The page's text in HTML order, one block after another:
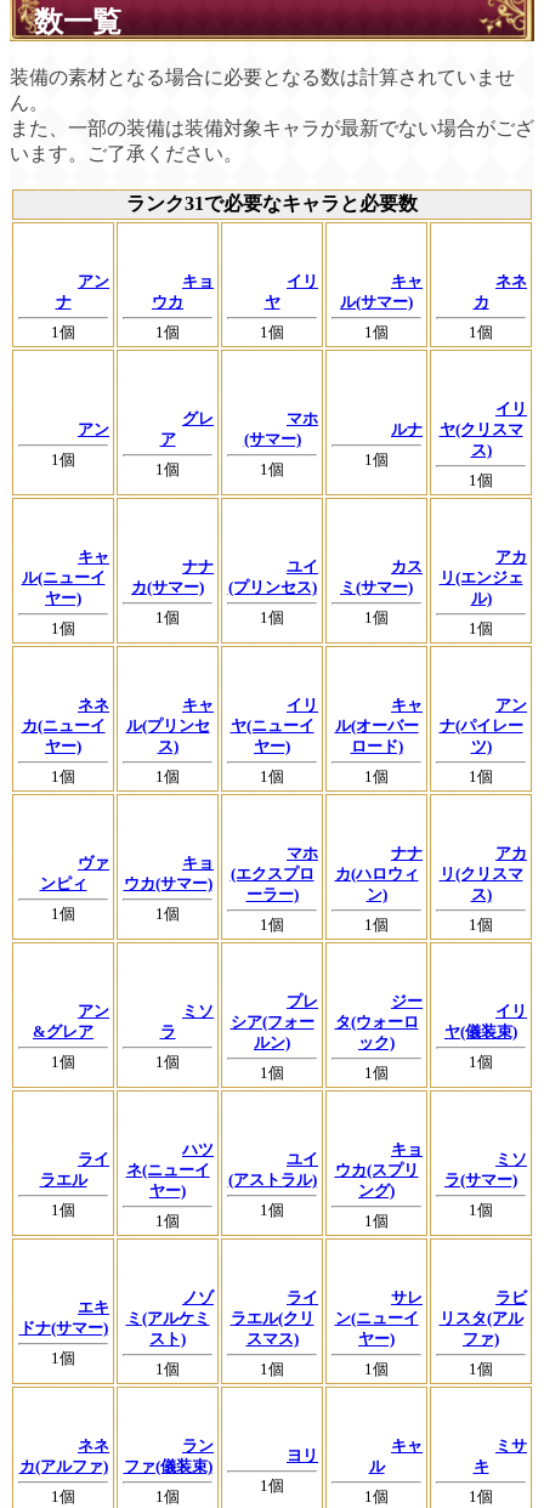
数一覧
装備の素材となる場合に必要となる数は計算されていませ
ん。
また、一部の装備は装備対象キャラが最新でない場合がござ
います。ご了承ください。
ランク31で必要なキャラと必要数
アン
ナ
1個
キョ
ウカ
1個
イリ
ヤ
1個
キャ
ル(サマー)
1個
ネネ
カ
1個
アン
1個
グレ
ア
1個
マホ
(サマー)
1個
ルナ
1個
イリ
ヤ(クリスマ
ス)
1個
キャ
ル(ニューイ
ヤー)
1個
ナナ
カ(サマー)
1個
ユイ
(プリンセス)
1個
カス
ミ(サマー)
1個
アカ
リ(エンジェ
ル)
1個
ネネ
カ(ニューイ
ヤー)
1個
キャ
ル(プリンセ
ス)
1個
イリ
ヤ(ニューイ
ヤー)
1個
キャ
ル(オーバー
ロード)
1個
アン
ナ(パイレー
ツ)
1個
ヴァ
ンピィ
1個
キョ
ウカ(サマー)
1個
マホ
(エクスプロ
ーラー)
1個
ナナ
カ(ハロウィ
ン)
1個
アカ
リ(クリスマ
ス)
1個
アン
&グレア
1個
ミソ
ラ
1個
プレ
シア(フォー
ルン)
1個
ジー
タ(ウォーロ
ック)
1個
イリ
ヤ(儀装束)
1個
ライ
ラエル
1個
ハツ
ネ(ニューイ
ヤー)
1個
ユイ
(アストラル)
1個
キョ
ウカ(スプリ
ング)
1個
ミソ
ラ(サマー)
1個
エキ
ドナ(サマー)
1個
ノゾ
ミ(アルケミ
スト)
1個
ライ
ラエル(クリ
スマス)
1個
サレ
ン(ニューイ
ヤー)
1個
ラビ
リスタ(アル
ファ)
1個
ネネ
カ(アルファ)
1個
ラン
ファ(儀装束)
1個
ヨリ
1個
キャ
ル
1個
ミサ
キ
1個